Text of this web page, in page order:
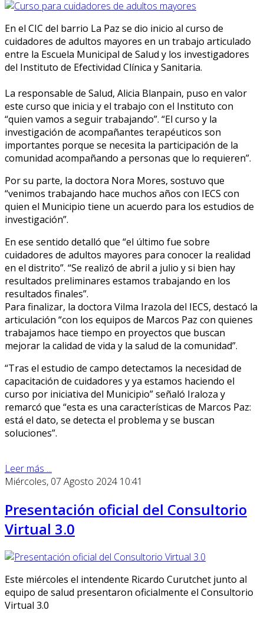
En el CIC del barrio La Paz se dio inicio al curso de
cuidadores de adultos mayores en un trabajo articulado
entre la Escuela Municipal de Salud y los investigadores
del Instituto de Efectividad Clínica y Sanitaria.
La responsable de Salud, Alicia Blanpain, puso en valor
este curso que inicia y el trabajo con el Instituto con
“quien vamos a seguir trabajando”. “El curso y la
investigación de acompañantes terapéuticos son
importantes porque se necesita la participación de la
comunidad acompañando a personas que lo requieren”.
Por su parte, la doctora Nora Mores, sostuvo que
“venimos trabajando hace muchos años con IECS con
quien el Municipio tiene un acuerdo para los estudios de
investigación”.
En ese sentido detalló que “el último fue sobre
cuidadores de adultos mayores para conocer la realidad
en el distrito”. “Se realizó de abril a julio y si bien hay
resultados preliminares estamos trabajando en los
resultados finales”.
Para finalizar, la doctora Vilma Irazola del IECS, destacó la
articulación “con los equipos de Marcos Paz con quienes
trabajamos hace tiempo en proyectos que buscan
mejorar la calidad de vida y la salud de la comunidad”.
“Tras el estudio de campo detectamos la necesidad de
capacitación de cuidadores y ya estamos haciendo el
curso por iniciativa del Municipio” señaló Iraloza y
remarcó que “esta es una características de Marcos Paz:
está el dato, se detecta el problema y se buscan
soluciones”.
Leer más ...
Miércoles, 07 Agosto 2024 10:41
Presentación oficial del Consultorio
Virtual 3.0
Este miércoles el intendente Ricardo Curutchet junto al
equipo de salud presentaron oficialmente el Consultorio
Virtual 3.0